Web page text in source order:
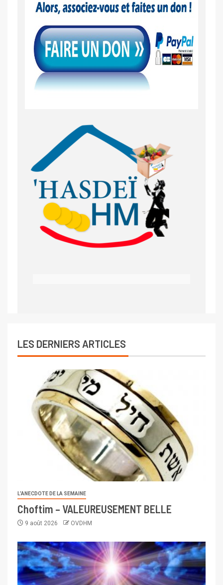
LES DERNIERS ARTICLES
L’ANECDOTE DE LA SEMAINE
Choftim – VALEUREUSEMENT BELLE
9 août 2026 OVDHM